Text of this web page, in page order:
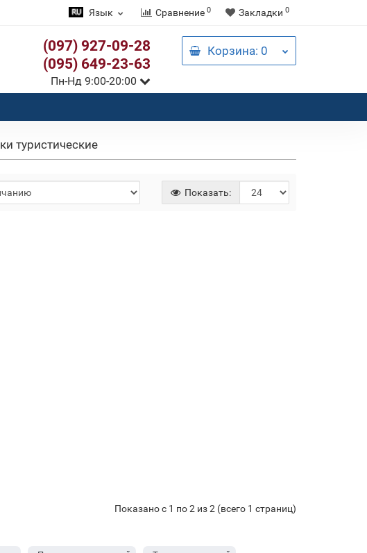
Язык Сравнение 0 Закладки 0
(097) 927-09-28
(095) 649-23-63
Пн-Нд 9:00-20:00
Корзина: 0
туристические
Показать:
Показано с 1 по 2 из 2 (всего 1 страниц)